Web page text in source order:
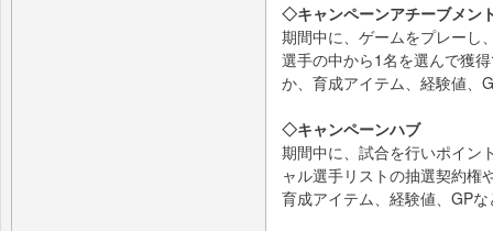
◇キャンペーンアチーブメン
期間中に、ゲームをプレーし
選手の中から1名を選んで獲
か、育成アイテム、経験値、
◇キャンペーンハブ
期間中に、試合を行いポイン
ャル選手リストの抽選契約
育成アイテム、経験値、GP